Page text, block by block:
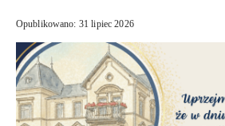
Opublikowano: 31 lipiec 2026